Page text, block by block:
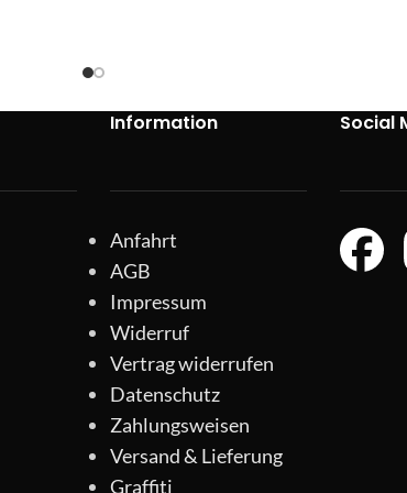
Information
Anfahrt
AGB
Impressum
Widerruf
Vertrag widerrufen
Datenschutz
Zahlungsweisen
Versand & Lieferung
Graffiti
Social